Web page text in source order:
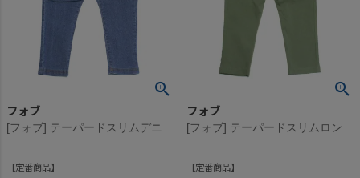
フォブ
[フォブ] テーパードスリムデニムロングパンツ ブルー(BL)
定番商品
フォブ
[フォブ] テーパードスリムロングパンツ カーキ(KH)
定番商品